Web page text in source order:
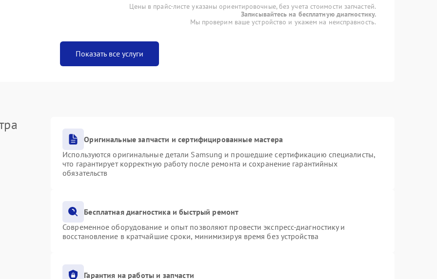
Цены в прайс-листе указаны ориентировочные, без учета стоимости запчастей.
Записывайтесь на бесплатную диагностику.
Мы проверим ваше устройство и укажем на неисправность.
Показать все услуги
Оригинальные запчасти и сертифицированные мастера
Используются оригинальные детали Samsung и прошедшие сертификацию специалисты,
что гарантирует корректную работу после ремонта и сохранение гарантийных
обязательств
Бесплатная диагностика и быстрый ремонт
Современное оборудование и опыт позволяют провести экспресс-диагностику и
восстановление в кратчайшие сроки, минимизируя время без устройства
Гарантия на работы и запчасти